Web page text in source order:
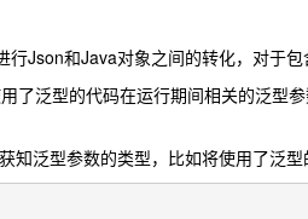
行Json和Java对象之间的转化，对于
了泛型的代码在运行期间相关的泛型
知泛型参数的类型，比如将使用了泛